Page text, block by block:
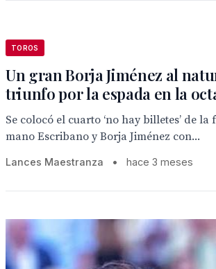
TOROS
Un gran Borja Jiménez al
triunfo por la espada en la
Se colocó el cuarto ‘no hay billetes’ de
mano Escribano y Borja Jiménez con...
Lances Maestranza • hace 3 meses